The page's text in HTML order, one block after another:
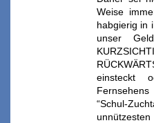
Weise
habgierig in
unser
einsteckt
“Schul-